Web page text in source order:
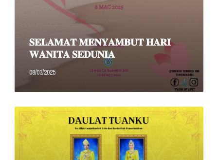
𝐒𝐄𝐋𝐀𝐌𝐀𝐓 𝐌𝐄𝐍𝐘𝐀𝐌𝐁𝐔𝐓 𝐇𝐀𝐑𝐈
𝐖𝐀𝐍𝐈𝐓𝐀 𝐒𝐄𝐃𝐔𝐍𝐈𝐀
08/03/2025
Read
More